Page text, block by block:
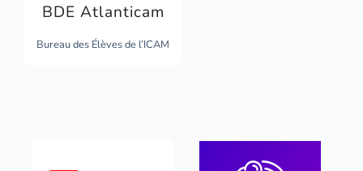
BDE Atlanticam
Bureau des Élèves de l’ICAM